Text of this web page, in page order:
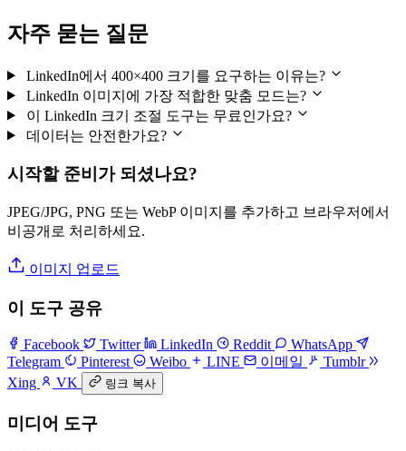
자주 묻는 질문
LinkedIn에서 400×400 크기를 요구하는 이유는?
LinkedIn 이미지에 가장 적합한 맞춤 모드는?
이 LinkedIn 크기 조절 도구는 무료인가요?
데이터는 안전한가요?
시작할 준비가 되셨나요?
JPEG/JPG, PNG 또는 WebP 이미지를 추가하고 브라우저에서
비공개로 처리하세요.
이미지 업로드
이 도구 공유
Facebook Twitter LinkedIn Reddit
WhatsApp
Telegram
Pinterest Weibo LINE 이메일
Tumblr
Xing
VK 링크 복사
미디어 도구